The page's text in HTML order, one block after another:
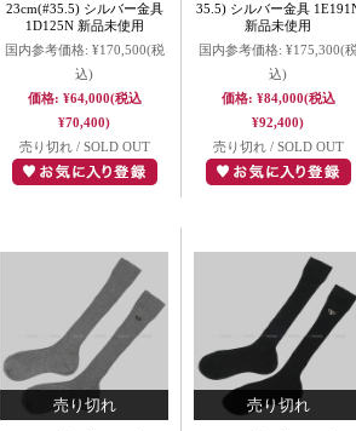
23cm(#35.5) シルバー金具
1D125N 新品未使用
国内参考価格: ¥170,500(税
込)
価格: ¥64,000(税込
¥70,400)
売り切れ / SOLD OUT
35.5) シルバー金具
新品未使用
国内参考価格: ¥175,300(税
込)
価格: ¥84,000(税込
¥92,400)
売り切れ / SOLD OUT